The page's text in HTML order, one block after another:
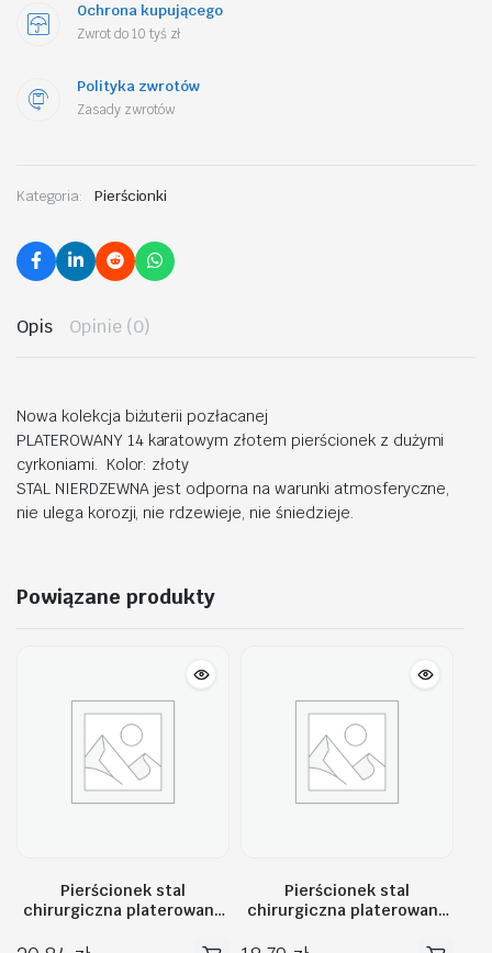
Ochrona kupującego
Zwrot do 10 tyś zł
Polityka zwrotów
Zasady zwrotów
Kategoria: Pierścionki
Opis Opinie (0)
Nowa kolekcja biżuterii pozłacanej
PLATEROWANY 14 karatowym złotem pierścionek z dużymi
cyrkoniami. Kolor: złoty
STAL NIERDZEWNA jest odporna na warunki atmosferyczne,
nie ulega korozji, nie rdzewieje, nie śniedzieje.
Powiązane produkty
Pierścionek stal
chirurgiczna platerowana
Pierścionek stal
chirurgiczna platerowana